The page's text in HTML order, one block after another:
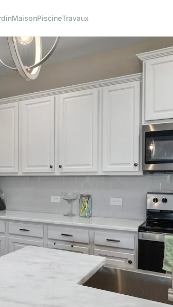
MaisonPiscineTravaux